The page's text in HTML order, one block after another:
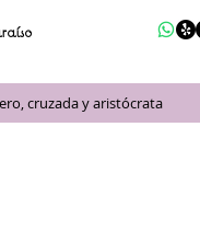
cruzada y aristócrata